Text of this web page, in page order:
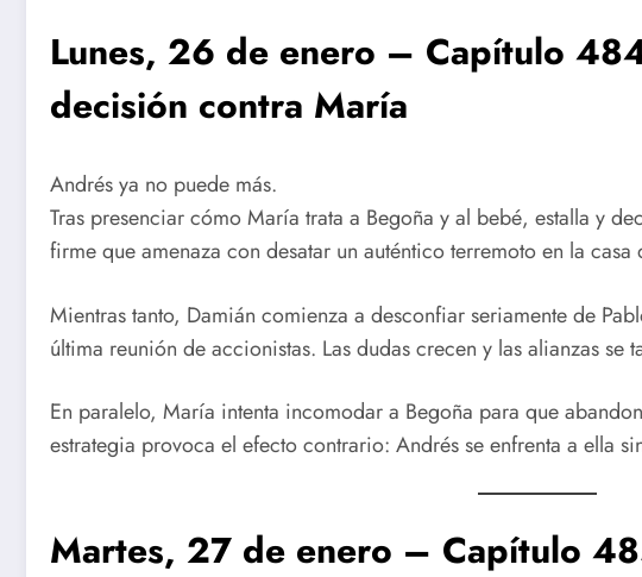
Lunes, 26 de enero – Capítulo
decisión contra María
Andrés ya no puede más.
Tras presenciar cómo María trata a Begoña y al bebé, estalla y
firme que amenaza con desatar un auténtico terremoto en la casa
Mientras tanto, Damián comienza a desconfiar seriamente de
última reunión de accionistas. Las dudas crecen y las alianzas se
En paralelo, María intenta incomodar a Begoña para que
estrategia provoca el efecto contrario: Andrés se enfrenta a ella
Martes, 27 de enero – Capítulo